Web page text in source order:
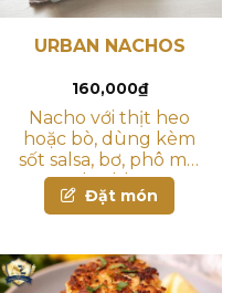
URBAN NACHOS
160,000₫
Nacho với thịt heo
hoặc bò, dùng kèm
sốt salsa, bơ, phô mai
cheddar
Đặt món